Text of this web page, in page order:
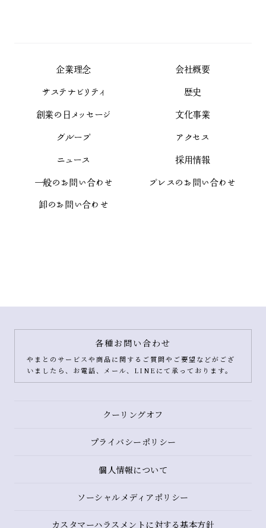
企業理念
会社概要
サステナビリティ
歴史
創業の日メッセージ
文化事業
グループ
アクセス
ニュース
採用情報
一般のお問い合わせ
プレスのお問い合わせ
卸のお問い合わせ
各種お問い合わせ
やまとのサービスや商品に関するご質問やご要望などがござ
いましたら、お電話、メール、LINEにて承っております。
クーリングオフ
プライバシーポリシー
個人情報について
ソーシャルメディアポリシー
カスタマーハラスメントに対する基本方針